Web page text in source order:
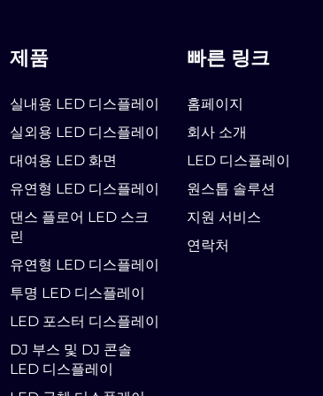
제품
실내용 LED 디스플레이
실외용 LED 디스플레이
대여용 LED 화면
유연형 LED 디스플레이
댄스 플로어 LED 스크
린
유연형 LED 디스플레이
투명 LED 디스플레이
LED 포스터 디스플레이
DJ 부스 및 DJ 콘솔
LED 디스플레이
빠른 링크
홈페이지
회사 소개
LED 디스플레이
원스톱 솔루션
지원 서비스
연락처